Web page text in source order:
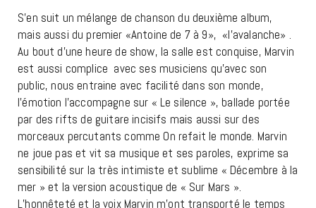
S’en suit un mélange de chanson du deuxième album,
mais aussi du premier «Antoine de 7 à 9», «l’avalanche» .
Au bout d’une heure de show, la salle est conquise, Marvin
est aussi complice avec ses musiciens qu’avec son
public, nous entraine avec facilité dans son monde,
l’émotion l’accompagne sur « Le silence », ballade portée
par des rifts de guitare incisifs mais aussi sur des
morceaux percutants comme On refait le monde. Marvin
ne joue pas et vit sa musique et ses paroles, exprime sa
sensibilité sur la très intimiste et sublime « Décembre à la
mer » et la version acoustique de « Sur Mars ».
L’honnêteté et la voix Marvin m’ont transporté le temps